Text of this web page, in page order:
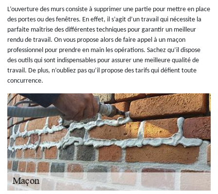
L’ouverture des murs consiste à supprimer une partie pour mettre en place
des portes ou des fenêtres. En effet, il s’agit d’un travail qui nécessite la
parfaite maîtrise des différentes techniques pour garantir un meilleur
rendu de travail. On vous propose alors de faire appel à un maçon
professionnel pour prendre en main les opérations. Sachez qu’il dispose
des outils qui sont indispensables pour assurer une meilleure qualité de
travail. De plus, n’oubliez pas qu’il propose des tarifs qui défient toute
concurrence.